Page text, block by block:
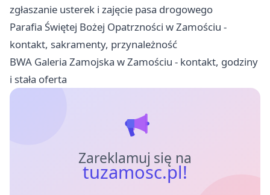
zgłaszanie usterek i zajęcie pasa drogowego
Parafia Świętej Bożej Opatrzności w Zamościu -
kontakt, sakramenty, przynależność
BWA Galeria Zamojska w Zamościu - kontakt, godziny
i stała oferta
Zareklamuj się na
tuzamosc.pl!